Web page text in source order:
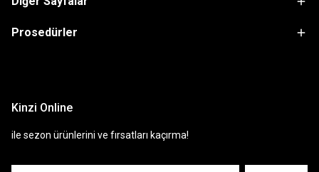
Prosedürler
Kinzi Online
ile sezon ürünlerini ve fırsatları kaçırma!